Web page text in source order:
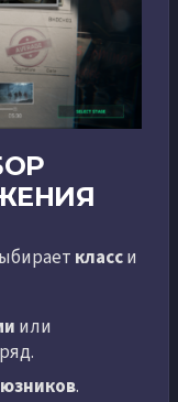
класси
или
.